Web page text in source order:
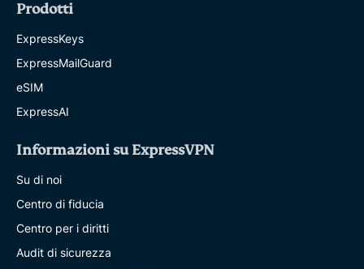
Prodotti
ExpressKeys
ExpressMailGuard
eSIM
ExpressAI
Informazioni su ExpressVPN
Su di noi
Centro di fiducia
Centro per i diritti
Audit di sicurezza